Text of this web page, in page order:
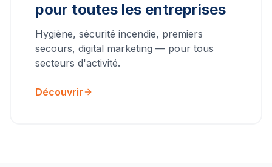
pour toutes les entreprises
Hygiène, sécurité incendie, premiers
secours, digital marketing — pour tous
secteurs d'activité.
Découvrir